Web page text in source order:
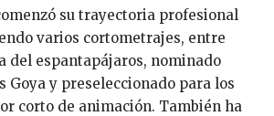
su trayectoria profesional
varios cortometrajes, entre
del espantapájaros, nominado
Goya y preseleccionado para los
corto de animación. También ha